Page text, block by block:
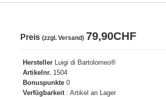
Preis (zzgl. Versand) 79,90CHF
Hersteller Luigi di Bartolomeo®
Artikelnr. 1504
Bonuspunkte 0
Verfügbarkeit : Artikel an Lager